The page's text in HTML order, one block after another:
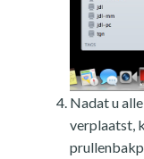
Nadat u
verplaatst,